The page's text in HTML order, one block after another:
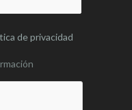
de privacidad